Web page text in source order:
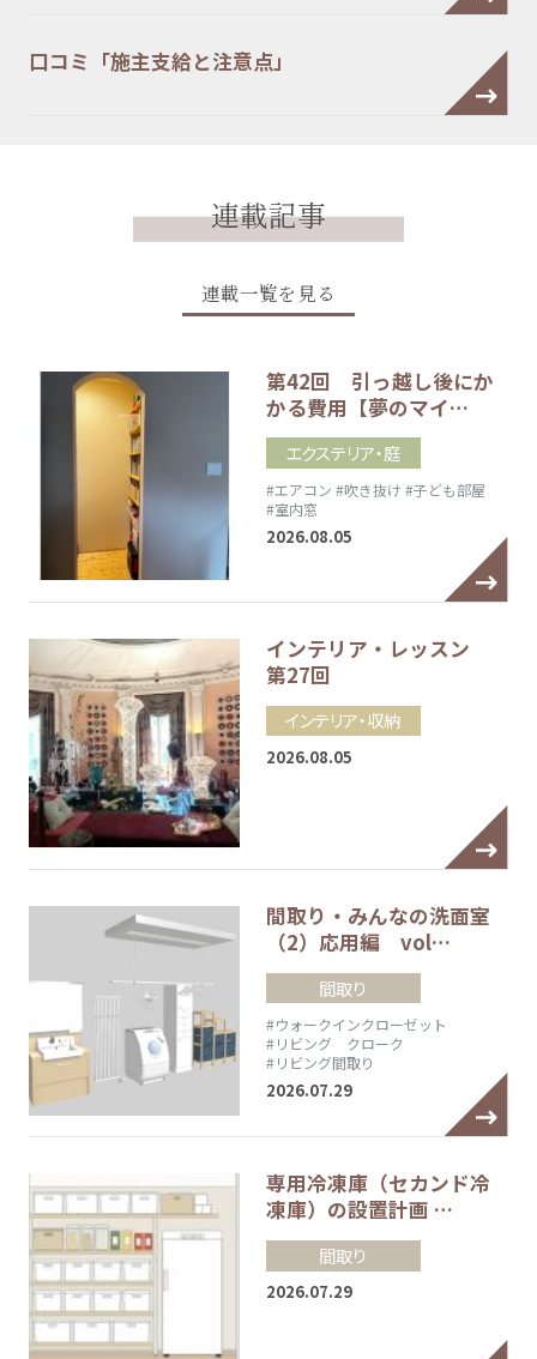
口コミ「施主支給と注意点」
連載記事
連載一覧を見る
第42回 引っ越し後にか
かる費用【夢のマイ…
エクステリア・庭
#エアコン #吹き抜け #子ども部屋
#室内窓
2026.08.05
インテリア・レッスン
第27回
インテリア・収納
2026.08.05
間取り・みんなの洗面室
（2）応用編 vol…
間取り
#ウォークインクローゼット
#リビング クローク
#リビング間取り
2026.07.29
専用冷凍庫（セカンド冷
凍庫）の設置計画 …
間取り
2026.07.29